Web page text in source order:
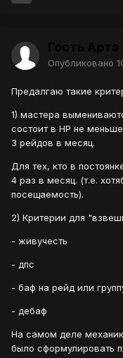
Опубликовано
Предалгаю такие
1) мастера
состоит в НР не
3 рейдов в месяц.
Для тех, кто в
4 раз в месяц. (т.е.
посещаемость).
2) Критерии для
- живучесть
- дпс
- баф на рейд или
- дебаф
На самом деле
было сформулировать